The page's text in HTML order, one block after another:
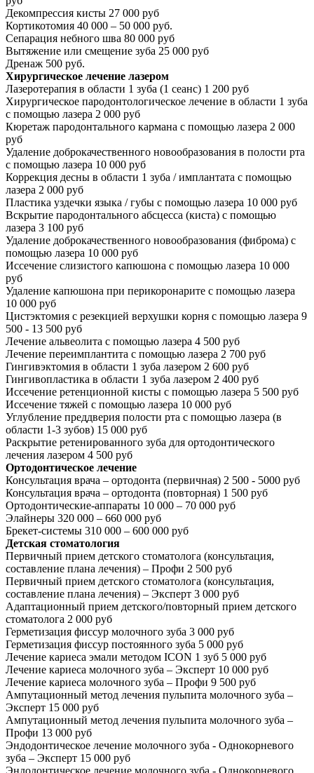
Декомпрессия кисты 27 000 руб
Кортикотомия 40 000 – 50 000 руб.
Сепарация небного шва 80 000 руб
Вытяжение или смещение зуба 25 000 руб
Дренаж 500 руб.
Хирургическое лечение лазером
Лазеротерапия в области 1 зуба (1 сеанс) 1 200 руб
Хирургическое пародонтологическое лечение в области 1 зуба
с помощью лазера 2 000 руб
Кюретаж пародонтального кармана с помощью лазера 2 000
руб
Удаление доброкачественного новообразования в полости рта
с помощью лазера 10 000 руб
Коррекция десны в области 1 зуба / имплантата с помощью
лазера 2 000 руб
Пластика уздечки языка / губы с помощью лазера 10 000 руб
Вскрытие пародонтального абсцесса (киста) с помощью
лазера 3 100 руб
Удаление доброкачественного новообразования (фиброма) с
помощью лазера 10 000 руб
Иссечение слизистого капюшона с помощью лазера 10 000
руб
Удаление капюшона при перикоронарите с помощью лазера
10 000 руб
Цистэктомия с резекцией верхушки корня с помощью лазера 9
500 - 13 500 руб
Лечение альвеолита с помощью лазера 4 500 руб
Лечение переимплантита с помощью лазера 2 700 руб
Гингивэктомия в области 1 зуба лазером 2 600 руб
Гингивопластика в области 1 зуба лазером 2 400 руб
Иссечение ретенционной кисты с помощью лазера 5 500 руб
Иссечение тяжей с помощью лазера 10 000 руб
Углубление преддверия полости рта с помощью лазера (в
области 1-3 зубов) 15 000 руб
Раскрытие ретенированного зуба для ортодонтического
лечения лазером 4 500 руб
Ортодонтическое лечение
Консультация врача – ортодонта (первичная) 2 500 - 5000 руб
Консультация врача – ортодонта (повторная) 1 500 руб
Ортодонтические-аппараты 10 000 – 70 000 руб
Элайнеры 320 000 – 660 000 руб
Брекет-системы 310 000 – 600 000 руб
Детская стоматология
Первичный прием детского стоматолога (консультация,
составление плана лечения) – Профи 2 500 руб
Первичный прием детского стоматолога (консультация,
составление плана лечения) – Эксперт 3 000 руб
Адаптационный прием детского/повторный прием детского
стоматолога 2 000 руб
Герметизация фиссур молочного зуба 3 000 руб
Герметизация фиссур постоянного зуба 5 000 руб
Лечение кариеса эмали методом ICON 1 зуб 5 000 руб
Лечение кариеса молочного зуба – Эксперт 10 000 руб
Лечение кариеса молочного зуба – Профи 9 500 руб
Ампутационный метод лечения пульпита молочного зуба –
Эксперт 15 000 руб
Ампутационный метод лечения пульпита молочного зуба –
Профи 13 000 руб
Эндодонтическое лечение молочного зуба - Однокорневого
зуба – Эксперт 15 000 руб